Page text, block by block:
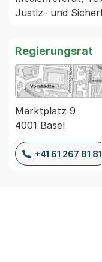
Justiz- und
Regierungsrat
Marktplatz 9
4001 Basel
+41 61 267 81 81